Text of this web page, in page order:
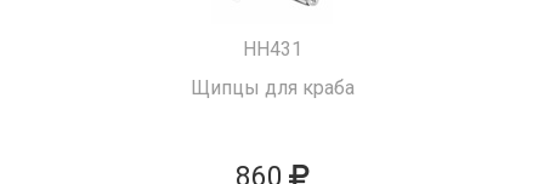
HH431
Щипцы для краба
860